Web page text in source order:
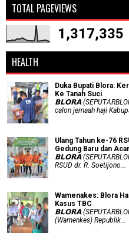
TOTAL PAGEVIEWS
1,317,335
HEALTH
Duka Bupati Blora:
Ke Tanah Suci
𝗕𝗟𝗢𝗥𝗔
calon jemaah haji
Ulang Tahun ke-76
Gedung Baru dan
𝗕𝗟𝗢𝗥𝗔
RSUD dr. R. Soetijono...
Wamenakes: Blora
Kasus TBC
𝗕𝗟𝗢𝗥𝗔
(Wamenkes) Republik...